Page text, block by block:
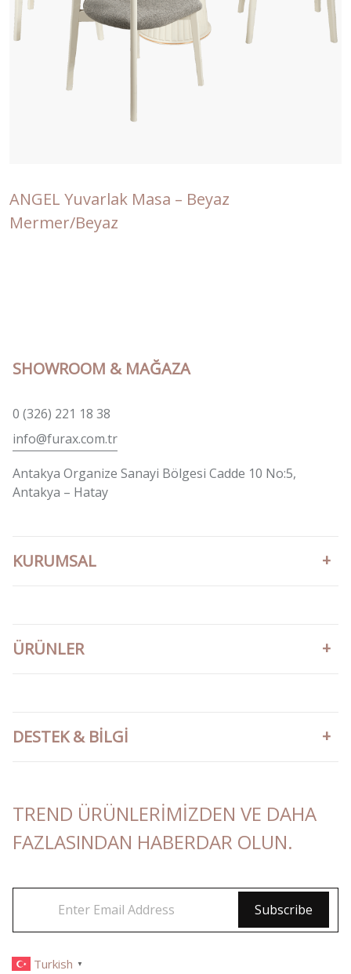
ANGEL Yuvarlak Masa – Beyaz
Mermer/Beyaz
SHOWROOM & MAĞAZA
0 (326) 221 18 38
info@furax.com.tr
Antakya Organize Sanayi Bölgesi Cadde 10 No:5,
Antakya – Hatay
KURUMSAL
ÜRÜNLER
DESTEK & BILGI
TREND ÜRÜNLERIMIZDEN VE DAHA
FAZLASINDAN HABERDAR OLUN.
Turkish ▼